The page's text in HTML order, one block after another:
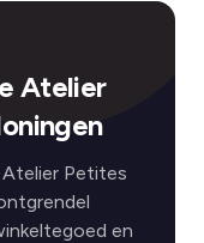
Atelier
Petites
en